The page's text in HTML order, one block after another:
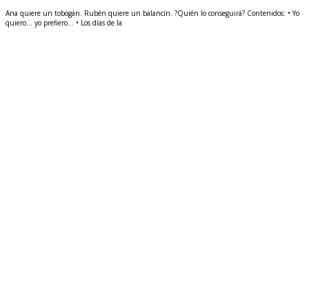
Ana quiere un tobogán. Rubén quiere un balancín. ?Quién lo conseguirá? Contenidos: • Yo
quiero… yo prefiero… • Los días de la